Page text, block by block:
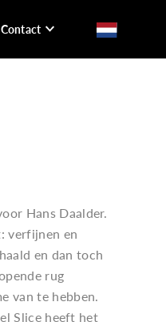
Contact
Hans Daalder.
verfijnen en
en dan toch
rug
van te hebben.
Slice heeft het